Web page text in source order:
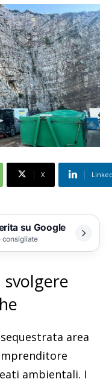
X
su Google
consigliate
svolgere
area
ambientali. I